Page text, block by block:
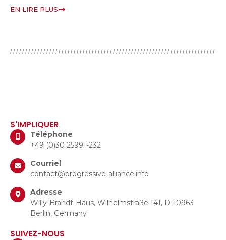
S'IMPLIQUER
Téléphone
+49 (0)30 25991-232
Courriel
contact@progressive-alliance.info
Adresse
Willy-Brandt-Haus, Wilhelmstraße 141, D-10963
Berlin, Germany
SUIVEZ-NOUS